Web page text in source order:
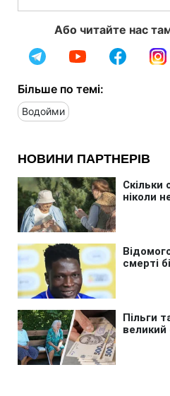
Або читайте нас
Більше по темі:
Водойми